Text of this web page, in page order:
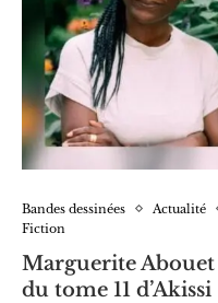
Bandes dessinées Actualité
Fiction
Marguerite
du tome 11 d’Akissi